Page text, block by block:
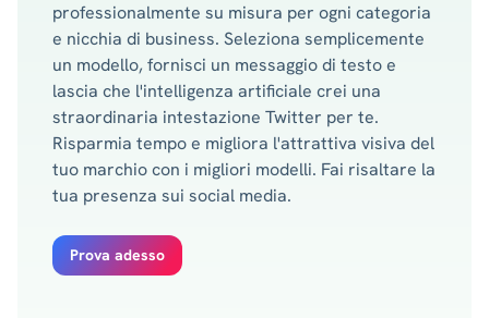
professionalmente su misura per ogni categoria
e nicchia di business. Seleziona semplicemente
un modello, fornisci un messaggio di testo e
lascia che l'intelligenza artificiale crei una
straordinaria intestazione Twitter per te.
Risparmia tempo e migliora l'attrattiva visiva del
tuo marchio con i migliori modelli. Fai risaltare la
tua presenza sui social media.
Prova adesso